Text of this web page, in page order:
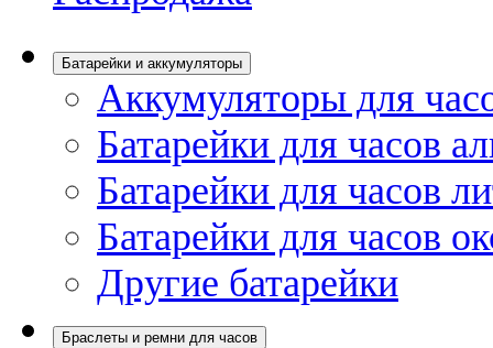
Батарейки и аккумуляторы
Аккумуляторы для
Батарейки для часов
Батарейки для часов
Батарейки для часов
Другие батарейки
Браслеты и ремни для часов